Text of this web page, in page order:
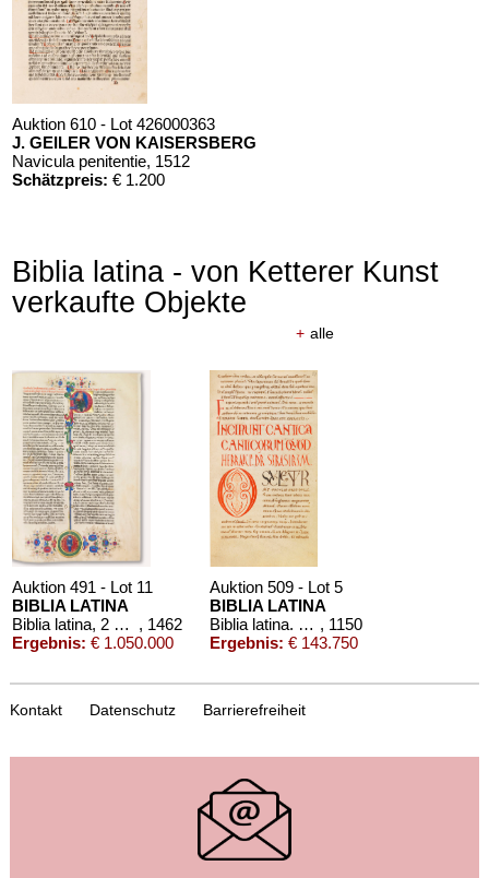
Auktion 610 - Lot 426000363
J. GEILER VON KAISERSBERG
Navicula penitentie, 1512
Schätzpreis: € 1.200
Biblia latina - von Ketterer Kunst
verkaufte Objekte
+ alle
Auktion 491 - Lot 11
BIBLIA LATINA
Biblia latina, 2 Bände
, 1462
Ergebnis: € 1.050.000
Auktion 509 - Lot 5
BIBLIA LATINA
Biblia latina. Handschrift auf Pergament, 12. Jahrhundert , 1150
Ergebnis: € 143.750
Kontakt Datenschutz Barrierefreiheit